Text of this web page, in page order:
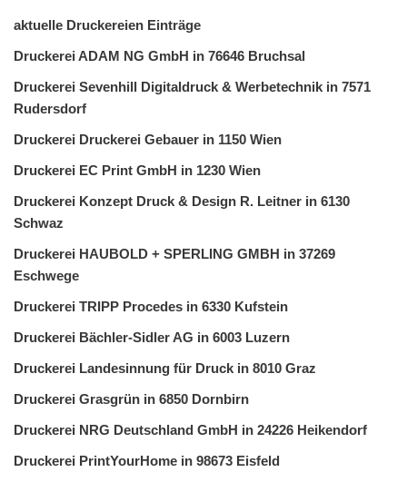
aktuelle Druckereien Einträge
Druckerei ADAM NG GmbH in 76646 Bruchsal
Druckerei Sevenhill Digitaldruck & Werbetechnik in 7571
Rudersdorf
Druckerei Druckerei Gebauer in 1150 Wien
Druckerei EC Print GmbH in 1230 Wien
Druckerei Konzept Druck & Design R. Leitner in 6130
Schwaz
Druckerei HAUBOLD + SPERLING GMBH in 37269
Eschwege
Druckerei TRIPP Procedes in 6330 Kufstein
Druckerei Bächler-Sidler AG in 6003 Luzern
Druckerei Landesinnung für Druck in 8010 Graz
Druckerei Grasgrün in 6850 Dornbirn
Druckerei NRG Deutschland GmbH in 24226 Heikendorf
Druckerei PrintYourHome in 98673 Eisfeld